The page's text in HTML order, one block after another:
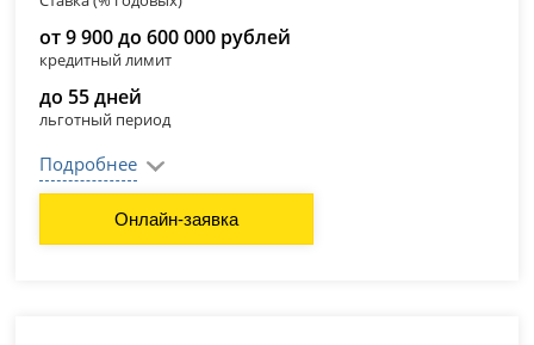
от 9 900 до 600 000 рублей
кредитный лимит
до 55 дней
льготный период
Подробнее
Онлайн-заявка